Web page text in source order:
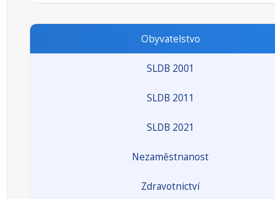
Obyvatelstvo
SLDB 2001
SLDB 2011
SLDB 2021
Nezaměstnanost
Zdravotnictví